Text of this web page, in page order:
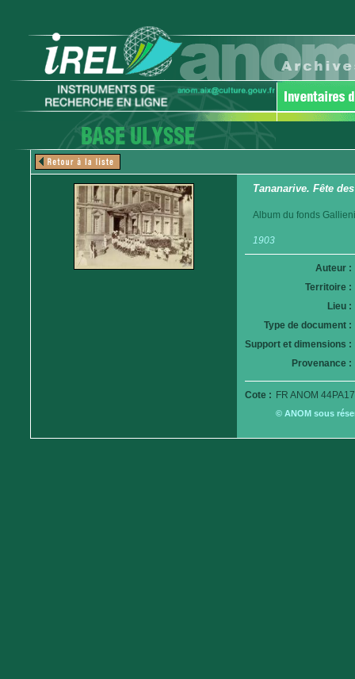
Tananarive. Fête
Album du fonds
1903
Auteur :
Territoire :
Lieu :
Type de document :
Support et dimensions :
Provenance :
Cote : FR ANOM
© ANOM sous